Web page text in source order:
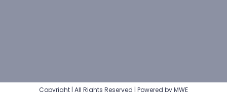
Copyright | All Rights Reserved | Powered by MWE